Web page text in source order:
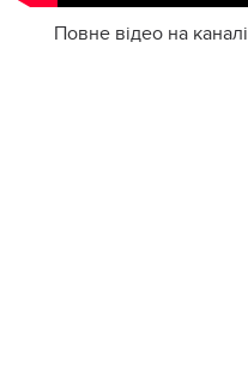
Повне відео на каналі